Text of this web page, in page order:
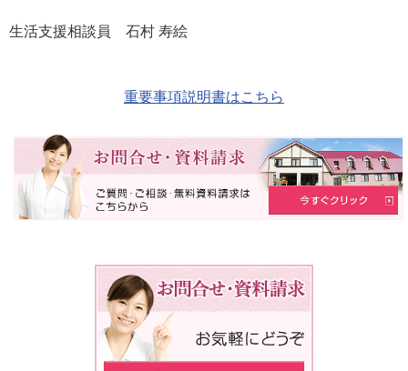
生活支援相談員 石村 寿絵
重要事項説明書はこちら